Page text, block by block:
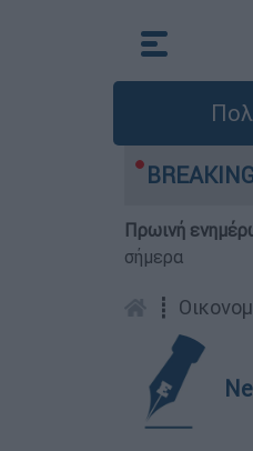
Γουίλιαμ
Πρωινή
σήμερα
┋